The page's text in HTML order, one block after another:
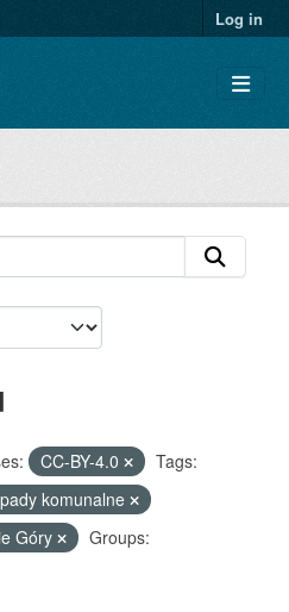
Log in
CC-BY-4.0
Tags:
komunalne
Góry
Groups: